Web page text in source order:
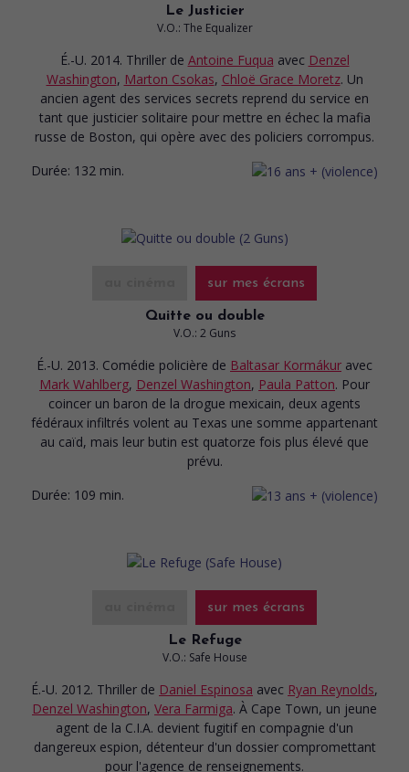
Le Justicier
V.O.: The Equalizer
É.-U. 2014. Thriller de Antoine Fuqua avec Denzel
Washington, Marton Csokas, Chloë Grace Moretz. Un
ancien agent des services secrets reprend du service en
tant que justicier solitaire pour mettre en échec la mafia
russe de Boston, qui opère avec des policiers corrompus.
Durée: 132 min.
sur mes écrans
Quitte ou double
V.O.: 2 Guns
É.-U. 2013. Comédie policière de Baltasar Kormákur avec
Mark Wahlberg, Denzel Washington, Paula Patton. Pour
coincer un baron de la drogue mexicain, deux agents
fédéraux infiltrés volent au Texas une somme appartenant
au caïd, mais leur butin est quatorze fois plus élevé que
prévu.
Durée: 109 min.
sur mes écrans
Le Refuge
V.O.: Safe House
É.-U. 2012. Thriller de Daniel Espinosa avec Ryan Reynolds,
Denzel Washington, Vera Farmiga. À Cape Town, un jeune
agent de la C.I.A. devient fugitif en compagnie d'un
dangereux espion, détenteur d'un dossier compromettant
pour l'agence de renseignements.